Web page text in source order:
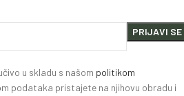
u skladu s našom politikom
podataka pristajete na njihovu obradu i